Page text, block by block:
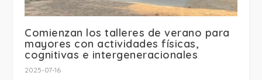
Comienzan los talleres de verano para
mayores con actividades físicas,
cognitivas e intergeneracionales
2025-07-16